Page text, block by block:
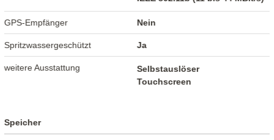
GPS-Empfänger Nein
Spritzwassergeschützt Ja
weitere Ausstattung
Selbstauslöser
Touchscreen
Speicher